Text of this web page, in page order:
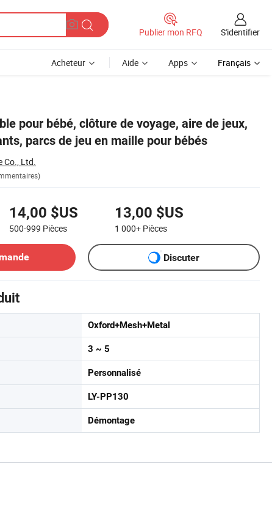
Publier mon RFQ S'identifier
Acheteur Aide Apps Français
pour bébé, clôture de voyage, aire de jeux,
parcs de jeu en maille pour bébés
Co., Ltd.
14,00 $US
500-999 Pièces
13,00 $US
1 000+ Pièces
Discuter
Oxford+Mesh+Metal
3 ~ 5
Personnalisé
LY-PP130
Démontage